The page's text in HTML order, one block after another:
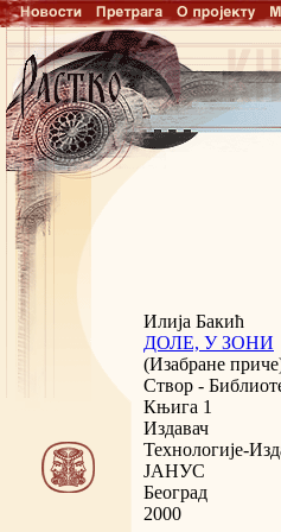
Илија Бакић
ДОЛЕ, У ЗОНИ
(Изабране
Створ -
Књига 1
Издавач
Технологије-
ЈАНУС
Београд
2000